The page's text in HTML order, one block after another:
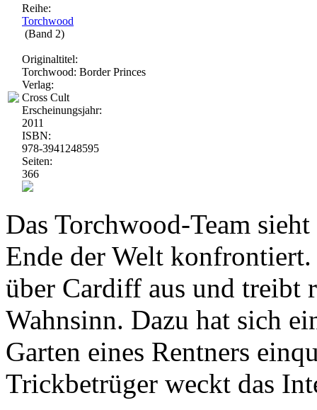
Reihe:
Torchwood
(Band 2)
Originaltitel:
Torchwood: Border Princes
Verlag:
Cross Cult
Erscheinungsjahr:
2011
ISBN:
978-3941248595
Seiten:
366
Das Torchwood-Team
Ende der Welt
über Cardiff aus und treibt
Wahnsinn. Dazu hat sich
Garten eines Rentners
Trickbetrüger weckt das